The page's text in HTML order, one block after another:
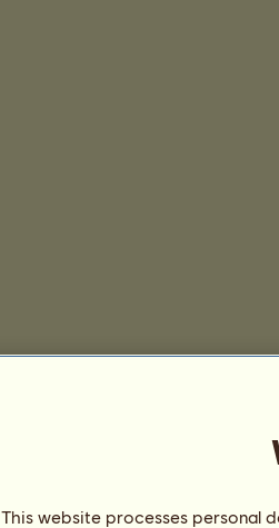
This website processes personal